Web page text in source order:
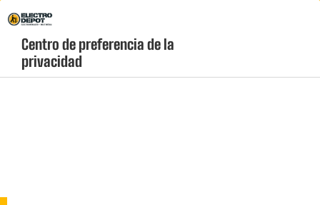
Menú
geolocation-header-icon-text
account
Centro de preferencia de la
privacidad